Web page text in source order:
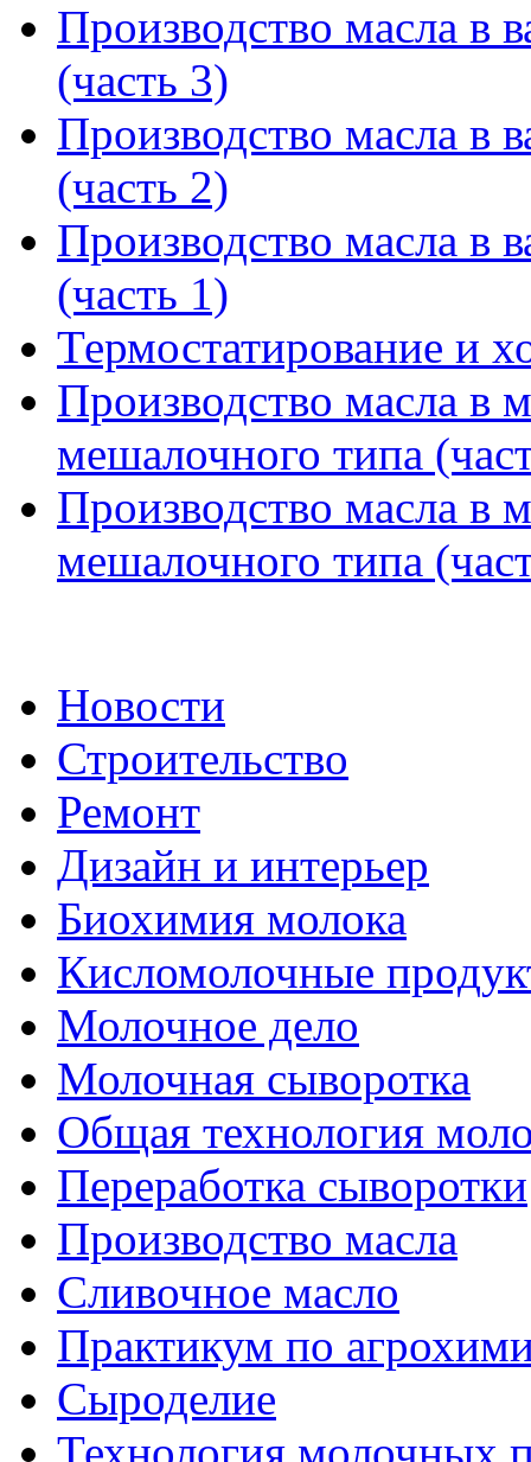
Производство масла в
(часть 3)
Производство масла в
(часть 2)
Производство масла в
(часть 1)
Термостатирование и
Производство масла в
мешалочного типа
Производство масла в
мешалочного типа
Новости
Строительство
Ремонт
Дизайн и интерьер
Биохимия молока
Кисломолочные
Молочное дело
Молочная сыворотка
Общая технология
Переработка сыворотки
Производство масла
Сливочное масло
Практикум по
Сыроделие
Технология молочных